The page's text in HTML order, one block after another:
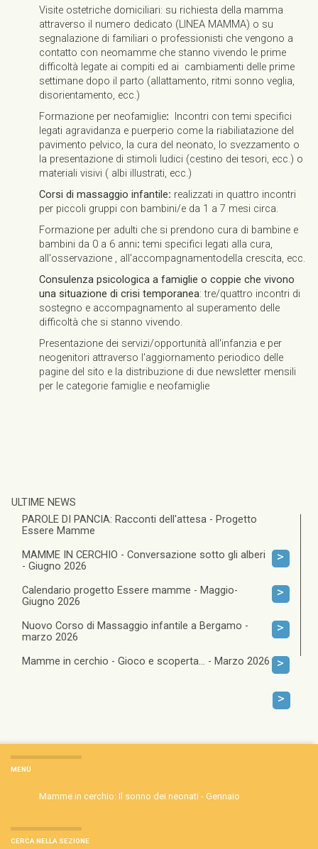
Visite ostetriche domiciliari: su richiesta della mamma
attraverso il numero dedicato (LINEA MAMMA) o su
segnalazione di familiari o professionisti che vengono a
contatto con neomamme che stanno vivendo le prime
difficoltà legate ai compiti ed ai cambiamenti delle prime
settimane dopo il parto (allattamento, ritmi sonno veglia,
disorientamento, ecc.)
Formazione per neofamiglie: Incontri con temi specifici
legati agravidanza e puerperio come la riabiliatazione del
pavimento pelvico, la cura del neonato, lo svezzamento o
la presentazione di stimoli ludici (cestino dei tesori, ecc.) o
materiali visivi ( albi illustrati, ecc.)
Corsi di massaggio infantile: realizzati in quattro incontri
per piccoli gruppi con bambini/e da 1 a 7 mesi circa.
Formazione per adulti che si prendono cura di bambine e
bambini da 0 a 6 anni: temi specifici legati alla cura,
all'osservazione , all'accompagnamentodella crescita, ecc.
Consulenza psicologica a famiglie o coppie che vivono
una situazione di crisi temporanea: tre/quattro incontri di
sostegno e accompagnamento al superamento delle
difficoltà che si stanno vivendo.
Presentazione dei servizi/opportunità all'infanzia e per
neogenitori attraverso l'aggiornamento periodico delle
pagine del sito e la distribuzione di due newsletter mensili
per le categorie famiglie e neofamiglie
ULTIME NEWS
PAROLE DI PANCIA: Racconti dell'attesa - Progetto
Essere Mamme
>
MAMME IN CERCHIO - Conversazione sotto gli alberi
- Giugno 2026
>
Calendario progetto Essere mamme - Maggio-
Giugno 2026
>
Nuovo Corso di Massaggio infantile a Bergamo -
marzo 2026
>
Mamme in cerchio - Gioco e scoperta... - Marzo 2026
>
MENÙ
Mamme in cerchio: Il sonno dei neonati - Gennaio
CERCA NELLA SEZIONE